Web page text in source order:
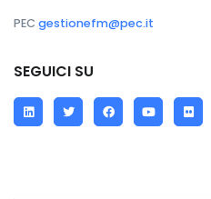
PEC gestionefm@pec.it
SEGUICI SU
LinkedInTwitterFacebookYouTube
Flickr